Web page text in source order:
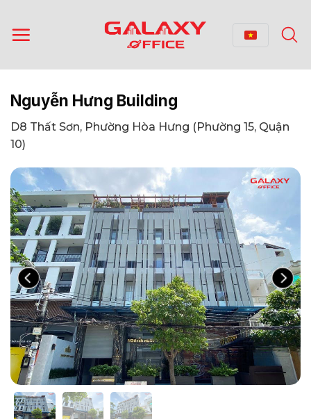
qua
nội
Nguyễn Hưng Building
D8 Thất Sơn, Phường Hòa Hưng (Phường 15, Quận
10)